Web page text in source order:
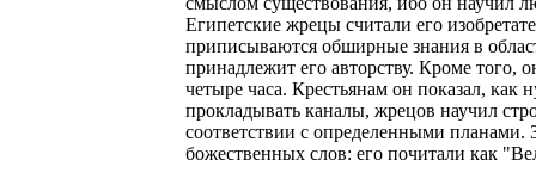
Египетские жрецы считали его
приписываются обширные знания в
принадлежит его авторству. Кроме того,
четыре часа. Крестьянам он показал, как
прокладывать каналы, жрецов научил
соответствии с определенными планами.
божественных слов: его почитали как